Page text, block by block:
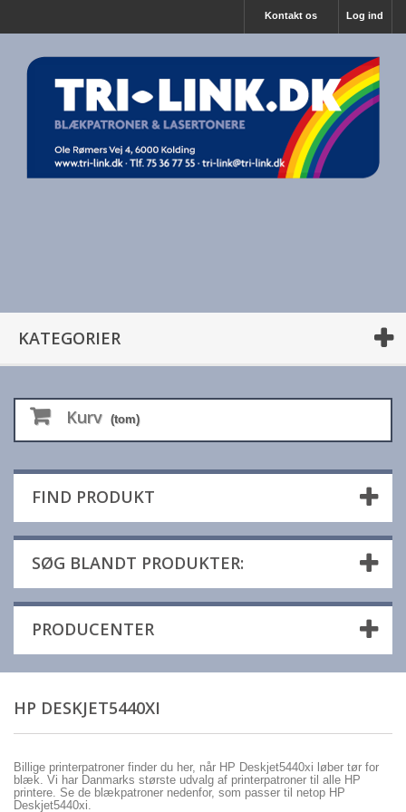
Log ind
Kontakt os
KATEGORIER
Kurv (tom)
FIND PRODUKT
SØG BLANDT PRODUKTER:
PRODUCENTER
HP DESKJET5440XI
Billige printerpatroner finder du her, når HP Deskjet5440xi løber tør for
blæk. Vi har Danmarks største udvalg af printerpatroner til alle HP
printere. Se de blækpatroner nedenfor, som passer til netop HP
Deskjet5440xi.